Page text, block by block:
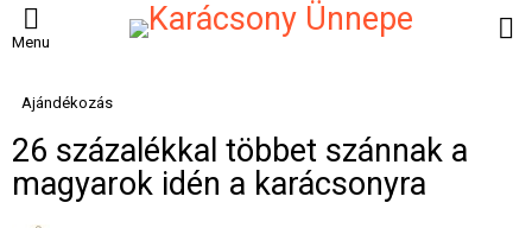
Menu
Ajándékozás
26 százalékkal többet szánnak a
magyarok idén a karácsonyra